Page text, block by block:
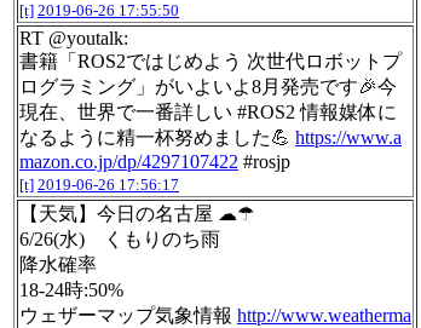
[t] 2019-06-26 17:55:50
RT @youtalk:
書籍「ROS2ではじめよう 次世代ロボットプ
ログラミング」がいよいよ8月発売です🎉今
現在、世界で一番詳しい #ROS2 情報媒体に
なるように精一杯努めました💪 https://www.a
mazon.co.jp/dp/4297107422 #rosjp
[t] 2019-06-26 17:56:17
【天気】今日の名古屋 ☁☂
6/26(水) くもりのち雨
降水確率
18-24時:50%
ウェザーマップ気象情報 http://www.weatherma